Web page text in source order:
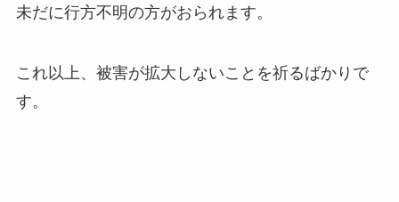
未だに行方不明の方がおられます。
これ以上、被害が拡大しないことを祈るばかりで
す。